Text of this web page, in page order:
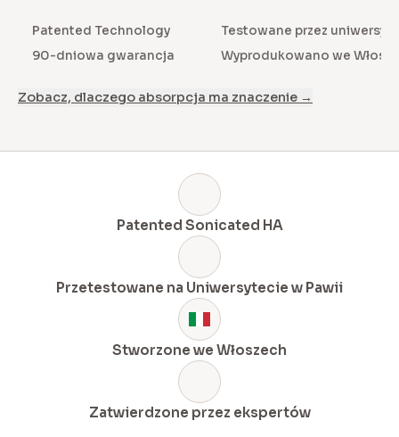
Patented Technology
Testowane przez
90-dniowa gwarancja
Wyprodukowano we
Zobacz, dlaczego absorpcja ma znaczenie →
Patented Sonicated HA
Przetestowane na Uniwersytecie w Pawii
Stworzone we Włoszech
Zatwierdzone przez ekspertów